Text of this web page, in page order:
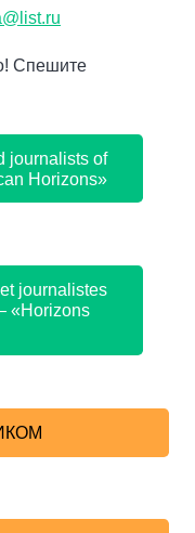
Спешите
journalists of
Horizons»
journalistes
«Horizons